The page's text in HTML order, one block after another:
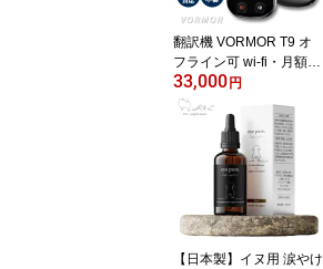
ゼント 景品 新年会
翻訳機 VORMOR T9 オ
フライン可 wi-fi・月額不
要 139言語対応 ChatGP
T搭載 AI翻訳 リアルタイ
ム双方向音声翻訳 画像翻
訳 文字翻訳 OCR 録音翻
訳 グループ翻訳 通訳機
文字おこし 外国語学習
英会話 議事録 海外旅行
商談 ビジネス インバウ
33,000 円
【日本製】イヌ用 涙やけ